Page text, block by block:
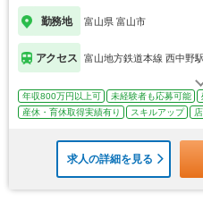
勤務地 富山県 富山市
アクセス 富山地方鉄道本線 西中野駅
年収800万円以上可 未経験者も応募可能
産休・育休取得実績有り
スキルアップ
求人の詳細を見る